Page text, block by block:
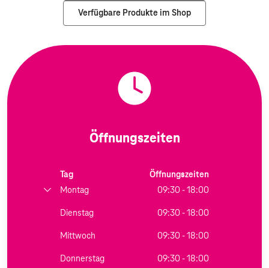
Verfügbare Produkte im Shop
Öffnungszeiten
Tag
Öffnungszeiten
Montag
09:30 - 18:00
Dienstag 09:30 - 18:00
Mittwoch 09:30 - 18:00
Donnerstag 09:30 - 18:00